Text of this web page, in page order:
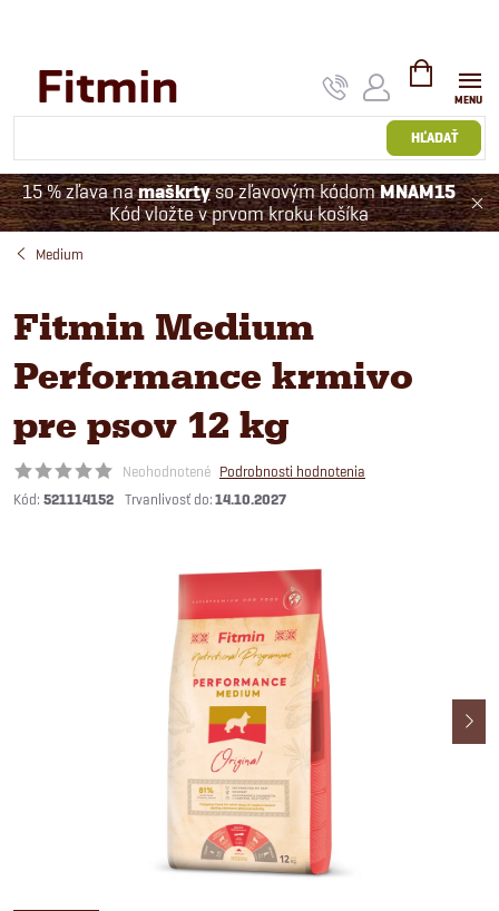
HĽADAŤ
NÁKUPNÝ
KOŠÍK
15 % zľava namaškrtyso zľavovým kódomMNAM15
Kód vložte v prvom kroku košíka
Medium
Fitmin Medium
Performance krmivo
pre psov 12 kg
Neohodnotené Podrobnosti hodnotenia
Kód: 521114152 14.10.2027